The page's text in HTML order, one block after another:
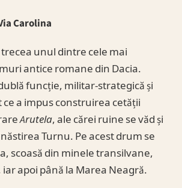
Carolina
unul dintre cele mai
antice romane din Dacia.
funcție, militar-strategică și
a impus construirea cetății
Arutela, ale cărei ruine se văd și
Turnu. Pe acest drum se
scoasă din minele transilvane,
apoi până la Marea Neagră.